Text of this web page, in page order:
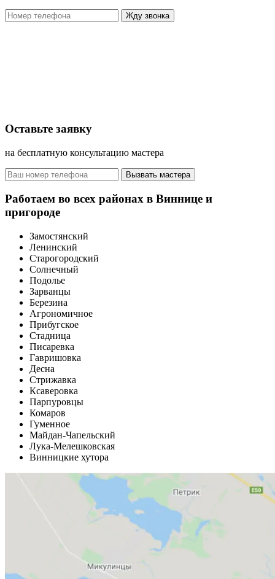
Жду звонка
Оставьте заявку
на бесплатную консультацию мастера
Вызвать мастера
Работаем во всех районах в Виннице и
пригороде
Замостянский
Ленинский
Старогородский
Солнечный
Подолье
Зарванцы
Березина
Агрономичное
Прибугское
Стадница
Писаревка
Гавришовка
Десна
Стрижавка
Ксаверовка
Парпуровцы
Комаров
Гуменное
Майдан-Чапельский
Лука-Мелешковская
Винницкие хутора